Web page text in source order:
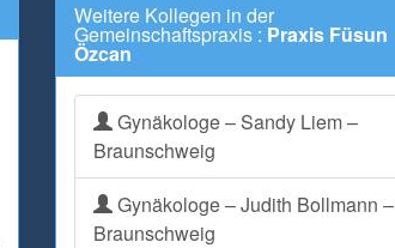
Weitere Kollegen in der
Gemeinschaftspraxis : Praxis Füsun
Özcan
Gynäkologe – Sandy Liem –
Braunschweig
Gynäkologe – Judith Bollmann –
Braunschweig